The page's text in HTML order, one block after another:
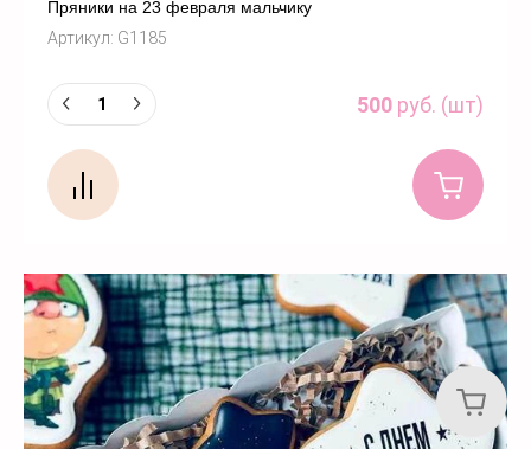
Пряники на 23 февраля мальчику
Артикул: G1185
500 руб. (шт)